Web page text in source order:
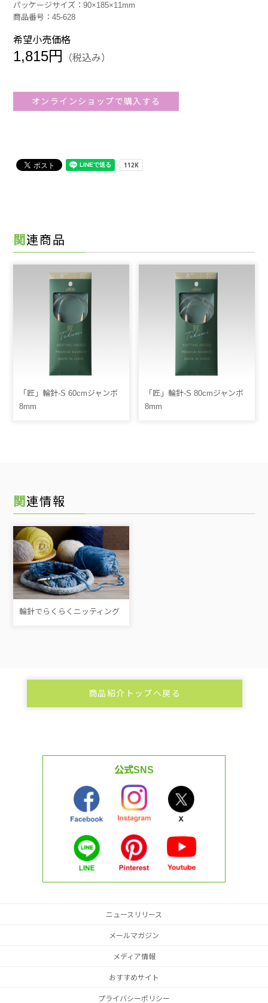
パッケージサイズ：90×185×11mm
商品番号：45-628
希望小売価格
1,815円 （税込み）
オンラインショップで購入する
関連商品
「匠」輪針-S 60cmジャンボ
8mm
「匠」輪針-S 80cmジャンボ
8mm
関連情報
輪針でらくらくニッティング
商品紹介トップへ戻る
公式SNS
ニュースリリース
メールマガジン
メディア情報
おすすめサイト
プライバシーポリシー